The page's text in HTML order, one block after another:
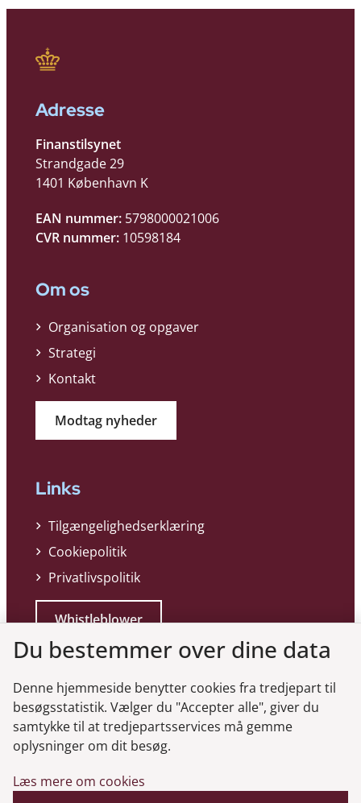
Adresse
Finanstilsynet
Strandgade 29
1401 København K
EAN nummer: 5798000021006
CVR nummer: 10598184
Om os
Organisation og opgaver
Strategi
Kontakt
Modtag nyheder
Links
Tilgængelighedserklæring
Cookiepolitik
Privatlivspolitik
Whistleblower
Genveje
Gå til virksomhedsregisteret
Du bestemmer over dine data
Denne hjemmeside benytter cookies fra tredjepart til
besøgsstatistik. Vælger du "Accepter alle", giver du
samtykke til at tredjepartsservices må gemme
oplysninger om dit besøg.
Læs mere om cookies